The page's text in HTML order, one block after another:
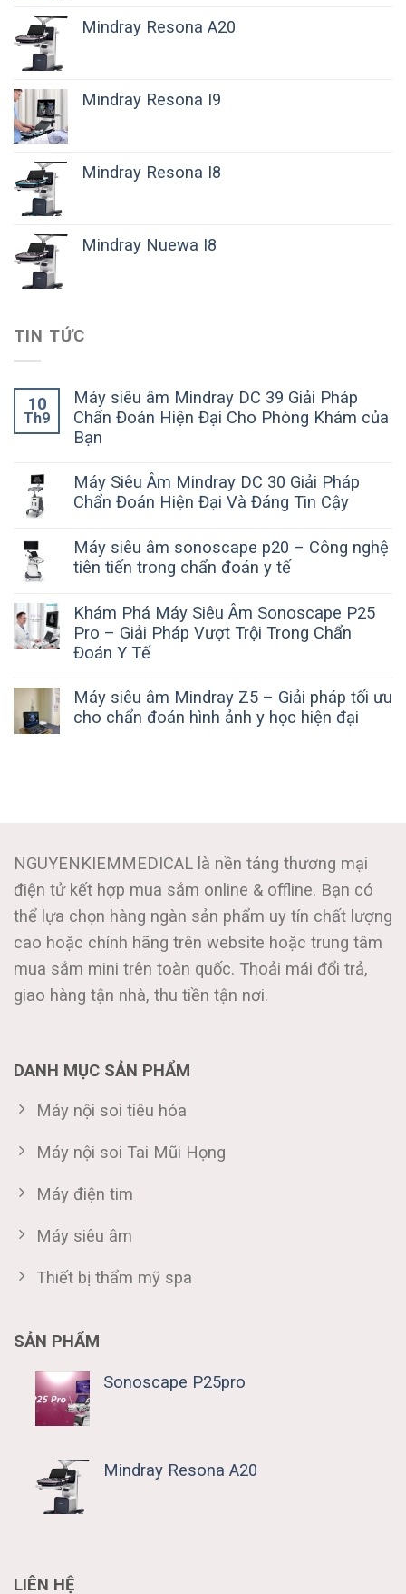
Mindray Resona A20
Mindray Resona I9
Mindray Resona I8
Mindray Nuewa I8
TIN TỨC
10
Th9
Máy siêu âm Mindray DC 39 Giải Pháp
Chẩn Đoán Hiện Đại Cho Phòng Khám của
Bạn
Máy Siêu Âm Mindray DC 30 Giải Pháp
Chẩn Đoán Hiện Đại Và Đáng Tin Cậy
Máy siêu âm sonoscape p20 – Công nghệ
tiên tiến trong chẩn đoán y tế
Khám Phá Máy Siêu Âm Sonoscape P25
Pro – Giải Pháp Vượt Trội Trong Chẩn
Đoán Y Tế
Máy siêu âm Mindray Z5 – Giải pháp tối ưu
cho chẩn đoán hình ảnh y học hiện đại
NGUYENKIEMMEDICAL là nền tảng thương mại
điện tử kết hợp mua sắm online & offline. Bạn có
thể lựa chọn hàng ngàn sản phẩm uy tín chất lượng
cao hoặc chính hãng trên website hoặc trung tâm
mua sắm mini trên toàn quốc. Thoải mái đổi trả,
giao hàng tận nhà, thu tiền tận nơi.
DANH MỤC SẢN PHẨM
Máy nội soi tiêu hóa
Máy nội soi Tai Mũi Họng
Máy điện tim
Máy siêu âm
Thiết bị thẩm mỹ spa
SẢN PHẨM
Sonoscape P25pro
Mindray Resona A20
LIÊN HỆ